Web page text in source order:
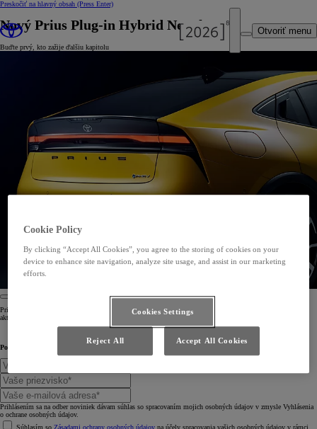
Preskočiť na hlavný obsah (Press Enter)
Otvoriť menu
Nový Prius Plug-in Hybrid Newsletter
Buďte prvý, kto zažije ďalšiu kapitolu
Prihláste sa na odber noviniek Prius Plug-in Hybrid a buďte medzi prvými, ktorí budú dostávať novinky a
aktualizácie. Štýlový, inovatívny a v spojení - priekopnícky Prius je pripravený na novú éru.
Povedzte nám niečo o sebe.
Prihlásením sa na odber noviniek dávam súhlas so spracovaním mojich osobných údajov v zmysle Vyhlásenia
o ochrane osobných údajov.
Súhlasím so Zásadami ochrany osobných údajov na účely spracovania vašich osobných údajov v rámci
Cookie Policy
By clicking “Accept All Cookies”, you agree to the storing of cookies on your
device to enhance site navigation, analyze site usage, and assist in our marketing
efforts.
Cookies Settings
Reject All Accept All Cookies